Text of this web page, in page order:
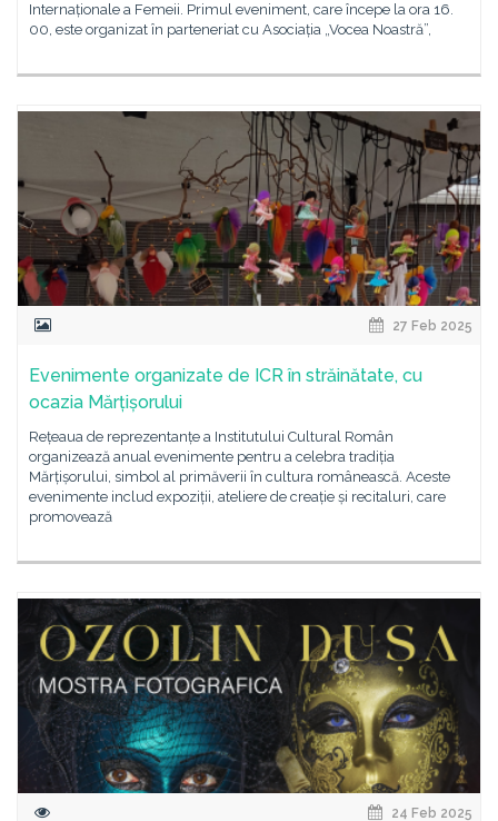
Internaționale a Femeii. Primul eveniment, care începe la ora 16.
00, este organizat în parteneriat cu Asociația „Vocea Noastră”,
27 Feb 2025
Evenimente organizate de ICR în străinătate, cu
ocazia Mărțișorului
Rețeaua de reprezentanțe a Institutului Cultural Român
organizează anual evenimente pentru a celebra tradiția
Mărțișorului, simbol al primăverii în cultura românească. Aceste
evenimente includ expoziții, ateliere de creație și recitaluri, care
promovează
24 Feb 2025